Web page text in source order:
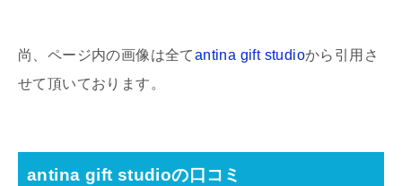
尚、ページ内の画像は全てantina gift studioから引用さ
せて頂いております。
antina gift studioの口コミ